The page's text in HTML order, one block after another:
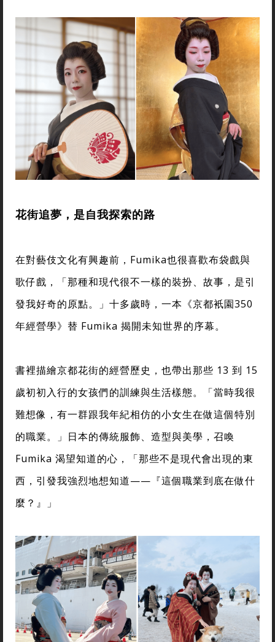
花街追夢，是自我探索的路
在對藝伎文化有興趣前，Fumika也很喜歡布袋戲與
歌仔戲，「那種和現代很不一樣的裝扮、故事，是引
發我好奇的原點。」十多歲時，一本《京都衹園350
年經營學》替 Fumika 揭開未知世界的序幕。
書裡描繪京都花街的經營歷史，也帶出那些 13 到 15
歲初初入行的女孩們的訓練與生活樣態。「當時我很
難想像，有一群跟我年紀相仿的小女生在做這個特別
的職業。」日本的傳統服飾、造型與美學，召喚
Fumika 渴望知道的心，「那些不是現代會出現的東
西，引發我強烈地想知道——『這個職業到底在做什
麼？』」